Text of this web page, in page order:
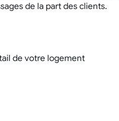
de la part des clients.
de votre logement